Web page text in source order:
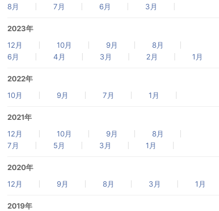
8月
7月 6月 3月
2023年
12月
10月 9月
8月
6月
4月 3月 2月 1月
2022年
10月
9月 7月 1月
2021年
12月
10月 9月
8月
7月
5月 3月 1月
2020年
12月
9月 8月 3月 1月
2019年